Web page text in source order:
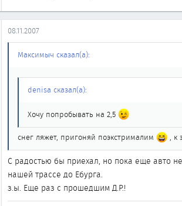
08.11.2007
Максимыч сказал(а):
denisa сказал(а):
Хочу попробывать на 2,5
снег ляжет, пригоняй поэкстрималим , к
C радостью бы приехал, но пока еще авто
нашей трассе до Ебурга.
з.ы. Еще раз с прошедшим Д.Р.!